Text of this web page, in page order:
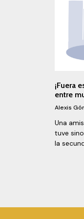
¡Fuera
entre
Alexis
Una
tuve
la